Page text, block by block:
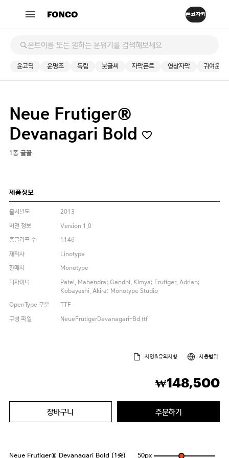
윤고딕 윤명조 독립 붓글씨 자막폰트 영상자막 귀여운
Neue Frutiger®
Devanagari Bold
1종 글꼴
제품정보
출시년도
2013
버전 정보
Version 1.0
총글리프 수
1146
제작사
Linotype
판매사
Monotype
디자이너
Patel, Mahendra; Gandhi, Kimya; Frutiger, Adrian;
Kobayashi, Akira; Monotype Studio
OpenType 구분
TTF
구성 파일
NeueFrutigerDevanagari-Bd.ttf
사양&유의사항 사용범위
₩148,500
장바구니 주문하기
Neue Frutiger® Devanagari Bold (1종) 50px